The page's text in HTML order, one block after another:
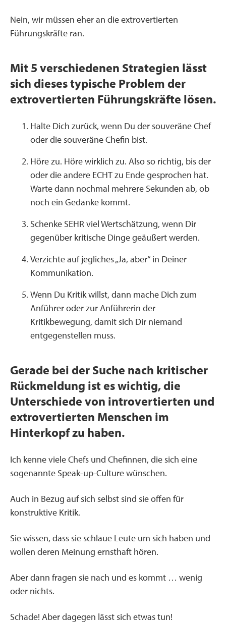
Nein, wir müssen eher an die extrovertierten
Führungskräfte ran.
Mit 5 verschiedenen Strategien lässt
sich dieses typische Problem der
extrovertierten Führungskräfte lösen.
Halte Dich zurück, wenn Du der souveräne Chef
oder die souveräne Chefin bist.
Höre zu. Höre wirklich zu. Also so richtig, bis der
oder die andere ECHT zu Ende gesprochen hat.
Warte dann nochmal mehrere Sekunden ab, ob
noch ein Gedanke kommt.
Schenke SEHR viel Wertschätzung, wenn Dir
gegenüber kritische Dinge geäußert werden.
Verzichte auf jegliches „Ja, aber“ in Deiner
Kommunikation.
Wenn Du Kritik willst, dann mache Dich zum
Anführer oder zur Anführerin der
Kritikbewegung, damit sich Dir niemand
entgegenstellen muss.
Gerade bei der Suche nach kritischer
Rückmeldung ist es wichtig, die
Unterschiede von introvertierten und
extrovertierten Menschen im
Hinterkopf zu haben.
Ich kenne viele Chefs und Chefinnen, die sich eine
sogenannte Speak-up-Culture wünschen.
Auch in Bezug auf sich selbst sind sie offen für
konstruktive Kritik.
Sie wissen, dass sie schlaue Leute um sich haben und
wollen deren Meinung ernsthaft hören.
Aber dann fragen sie nach und es kommt … wenig
oder nichts.
Schade! Aber dagegen lässt sich etwas tun!